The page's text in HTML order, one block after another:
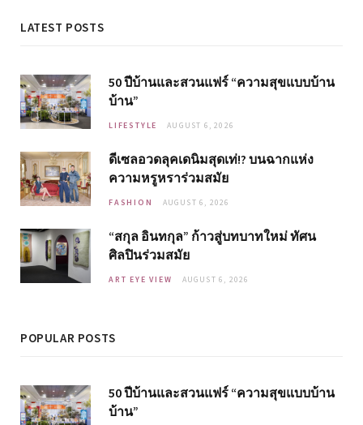
LATEST POSTS
50 ปีบ้านและสวนแฟร์ “ความสุขแบบบ้าน
บ้าน”
LIFESTYLE AUGUST 6, 2026
ดีเซลอวดลุคเดนิมสุดเท่!? บนฉากแห่ง
ความหรูหราร่วมสมัย
FASHION AUGUST 6, 2026
“สกุล อินทกุล” ก้าวสู่บทบาทใหม่ ทัศน
ศิลปินร่วมสมัย
ART EYE VIEW AUGUST 6, 2026
POPULAR POSTS
50 ปีบ้านและสวนแฟร์ “ความสุขแบบบ้าน
บ้าน”